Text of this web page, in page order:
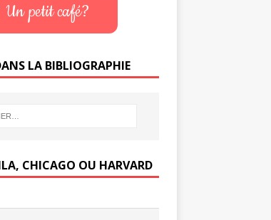
Un petit café?
LA BIBLIOGRAPHIE
CHICAGO OU HARVARD